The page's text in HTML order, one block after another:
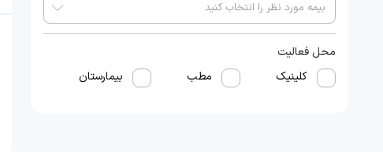
محل فعالیت
کلینیک
مطب بیمارستان